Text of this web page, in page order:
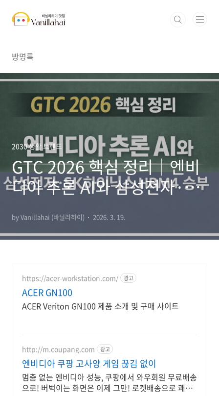
방명록
2030 생활 트렌드
GTC 2026 핵심 정리｜엔비
디아 추론 AI와 삼성전자·SK
by Vanillahai (바닐라하이) 2026. 3. 19.
https://acer-workstation.com/ 광고
ACER GN100
ACER Veriton GN100 제품 소개 및 구매 사이트
http://m.coupang.com 광고
엔비디아 쿠팡 고사양 게임 끊김 없이
멈춤 없는 엔비디아 성능, 쿠팡에서 와우회원 무료배송
으로! 버벅이는 화면은 이제 그만! 로켓배송으로 쾌적